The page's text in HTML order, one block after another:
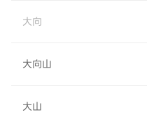
大向
大向山
大山